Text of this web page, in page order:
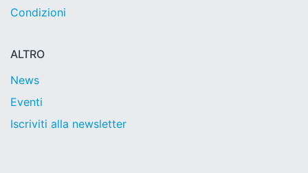
Condizioni
ALTRO
News
Eventi
Iscriviti alla newsletter